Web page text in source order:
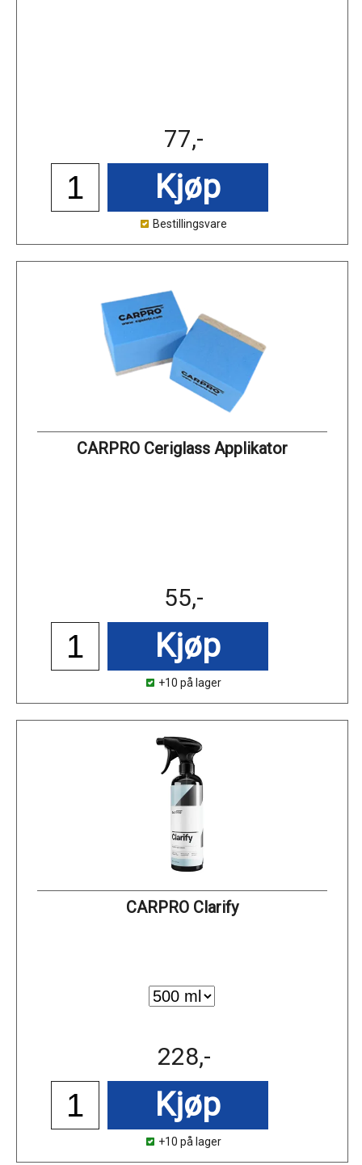
77,-
Kjøp
Bestillingsvare
CARPRO Ceriglass Applikator
55,-
Kjøp
+10 på lager
CARPRO Clarify
228,-
Kjøp
+10 på lager